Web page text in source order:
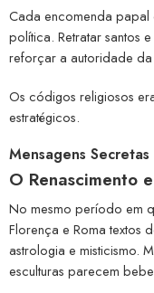
Cada encomenda papal
política. Retratar santos
reforçar a autoridade da
Os códigos religiosos
estratégicos.
Mensagens
O Renascimento
No mesmo período em
Florença e Roma textos
astrologia e misticismo.
esculturas parecem